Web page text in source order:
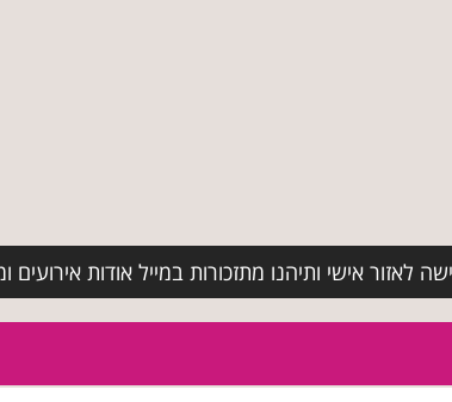
אישי ותיהנו מתזכורות במייל אודות אירועים